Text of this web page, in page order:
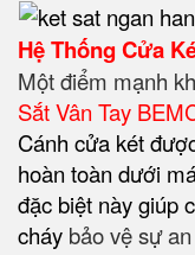
Hệ Thống Cửa
Một điểm mạnh
Sắt Vân Tay
Cánh cửa két
hoàn toàn dưới
đặc biệt này giúp
cháy bảo vệ sự